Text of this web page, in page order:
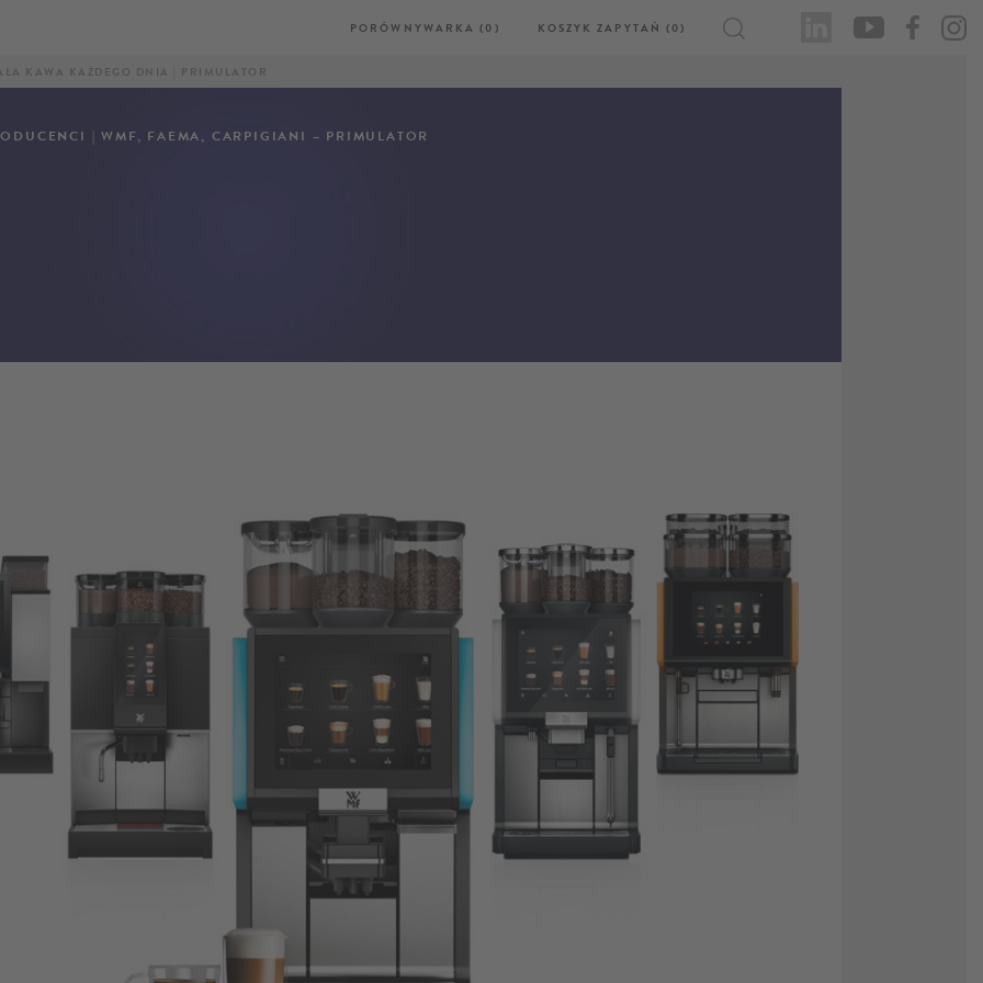
PORÓWNYWARKA (0) KOSZYK ZAPYTAŃ (0)
KAWA KAŻDEGO DNIA | PRIMULATOR
| WMF, FAEMA, CARPIGIANI – PRIMULATOR